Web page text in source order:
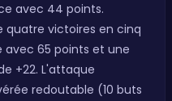
avec 44 points.
quatre victoires en cinq
65 points et une
+22. L'attaque
redoutable (10 buts